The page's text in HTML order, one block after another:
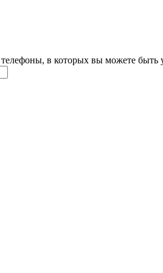
в которых вы можете быть